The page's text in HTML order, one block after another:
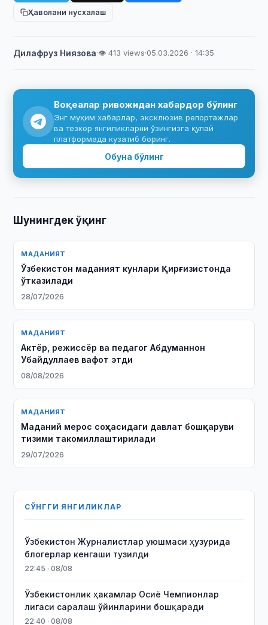
Ҳаволани нусхалаш
Дилафруз Ниязова·👁 413 views·05.03.2026 · 14:35
Воқеалар ривожидан хабардор бўлинг
Энг муҳим хабарлар, эксклюзив репортажлар
ва тезкор янгиликларни ўзингизга қулай
платформада кузатиб боринг.
Обуна бўлинг
Шунингдек ўқинг
МАДАНИЯТ
Ўзбекистон маданият кунлари Қирғизистонда
ўтказилади
28/07/2026
МАДАНИЯТ
Актёр, режиссёр ва педагог Абдуманнон
Убайдуллаев вафот этди
08/08/2026
МАДАНИЯТ
Маданий мерос соҳасидаги давлат бошқаруви
тизими такомиллаштирилади
29/07/2026
СЎНГГИ ЯНГИЛИКЛАР
Ўзбекистон Журналистлар уюшмаси ҳузурида
блогерлар кенгаши тузилди
22:45 · 08/08
Ўзбекистонлик ҳакамлар Осиё Чемпионлар
лигаси саралаш ўйинларини бошқаради
22:40 · 08/08